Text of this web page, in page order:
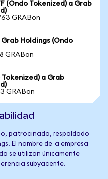
(Ondo Tokenized) a Grab
GRABon
Holdings (Ondo
GRABon
Tokenized) a Grab
GRABon
patrocinado, respaldado
El nombre de la empresa
se utilizan únicamente
subyacente.